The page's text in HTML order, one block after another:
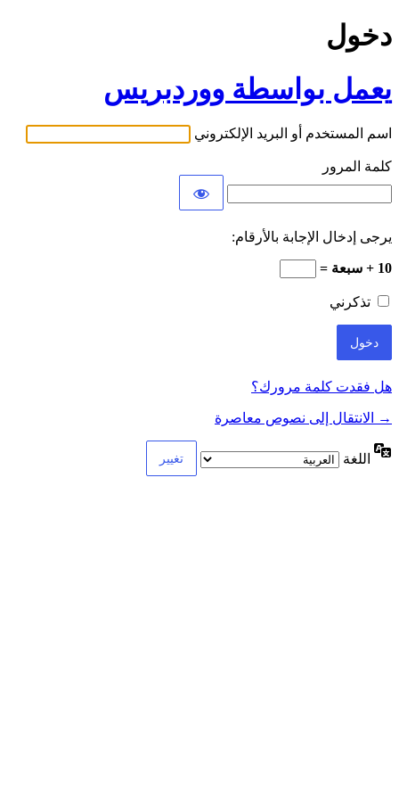
دخول
يعمل بواسطة ووردبريس
اسم المستخدم أو البريد الإلكتروني
كلمة المرور
يرجى إدخال الإجابة بالأرقام:
10 + سبعة =
تذكرني
هل فقدت كلمة مرورك؟
→ الانتقال إلى نصوص معاصرة
اللغة